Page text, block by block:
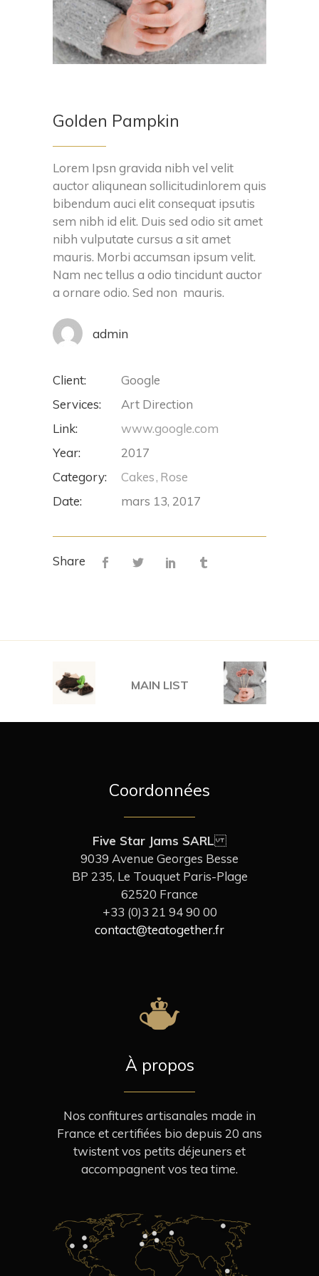
Golden Pampkin
Lorem Ipsn gravida nibh vel velit
auctor aliqunean sollicitudinlorem quis
bibendum auci elit consequat ipsutis
sem nibh id elit. Duis sed odio sit amet
nibh vulputate cursus a sit amet
mauris. Morbi accumsan ipsum velit.
Nam nec tellus a odio tincidunt auctor
a ornare odio. Sed non mauris.
admin
Client:
Google
Services:
Art Direction
Link:
www.google.com
Year:
2017
Category:
Cakes Rose
Date:
mars 13, 2017
Share
MAIN LIST
Coordonnées
Five Star Jams SARL
9039 Avenue Georges Besse
BP 235, Le Touquet Paris-Plage
62520 France
+33 (0)3 21 94 90 00
contact@teatogether.fr
À propos
Nos confitures artisanales made in
France et certifiées bio depuis 20 ans
twistent vos petits déjeuners et
accompagnent vos tea time.